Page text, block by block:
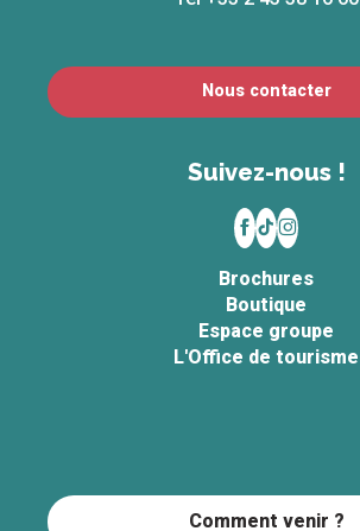
Nous contacter
Suivez-nous !
Brochures
Boutique
Espace groupe
L'Office de tourisme
Comment venir ?